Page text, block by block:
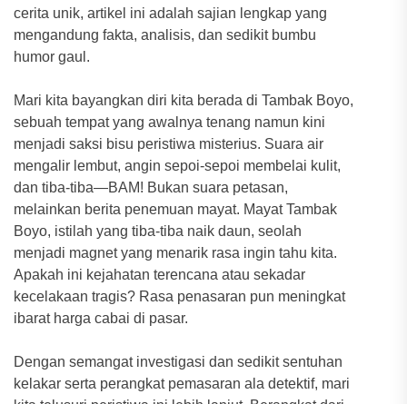
cerita unik, artikel ini adalah sajian lengkap yang
mengandung fakta, analisis, dan sedikit bumbu
humor gaul.
Mari kita bayangkan diri kita berada di Tambak Boyo,
sebuah tempat yang awalnya tenang namun kini
menjadi saksi bisu peristiwa misterius. Suara air
mengalir lembut, angin sepoi-sepoi membelai kulit,
dan tiba-tiba—BAM! Bukan suara petasan,
melainkan berita penemuan mayat. Mayat Tambak
Boyo, istilah yang tiba-tiba naik daun, seolah
menjadi magnet yang menarik rasa ingin tahu kita.
Apakah ini kejahatan terencana atau sekadar
kecelakaan tragis? Rasa penasaran pun meningkat
ibarat harga cabai di pasar.
Dengan semangat investigasi dan sedikit sentuhan
kelakar serta perangkat pemasaran ala detektif, mari